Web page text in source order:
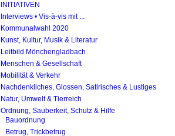
INITIATIVEN
Interviews • Vis-à-vis mit ...
Kommunalwahl 2020
Kunst, Kultur, Musik & Literatur
Leitbild Mönchengladbach
Menschen & Gesellschaft
Mobilität & Verkehr
Nachdenkliches, Glossen, Satirisches & Lustiges
Natur, Umwelt & Tierreich
Ordnung, Sauberkeit, Schutz & Hilfe
Bauordnung
Betrug, Trickbetrug